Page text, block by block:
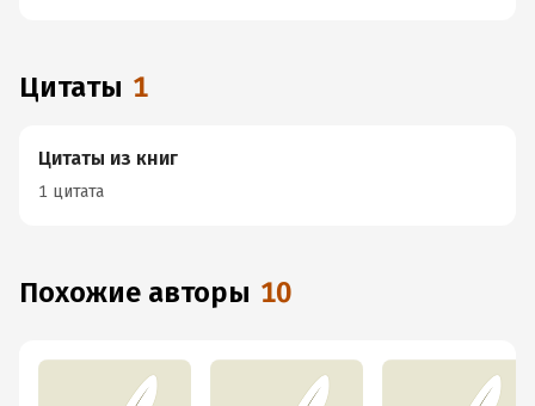
Цитаты 1
Цитаты из книг
1 цитата
Похожие авторы 10